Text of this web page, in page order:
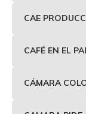
CAE
CAFÉ EN EL
CÁMARA